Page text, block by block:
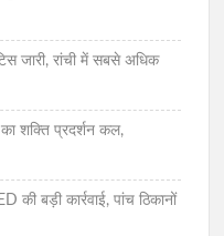
जारी, रांची में सबसे अधिक
का शक्ति प्रदर्शन कल,
बड़ी कार्रवाई, पांच ठिकानों